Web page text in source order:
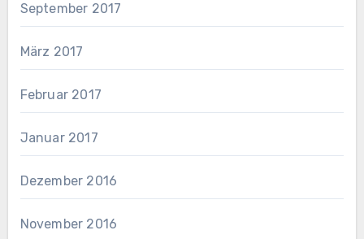
September 2017
März 2017
Februar 2017
Januar 2017
Dezember 2016
November 2016